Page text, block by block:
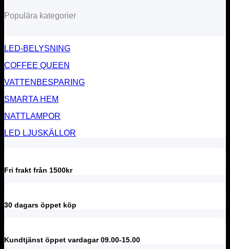
Populära kategorier
LED-BELYSNING
COFFEE QUEEN
VATTENBESPARING
SMARTA HEM
NATTLAMPOR
LED LJUSKÄLLOR
Fri frakt från 1500kr
30 dagars öppet köp
Kundtjänst öppet vardagar 09.00-15.00